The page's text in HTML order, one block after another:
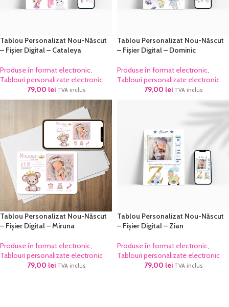
Tablou Personalizat Nou-Născut
– Fișier Digital – Cataleya
Produse în format electronic,
Tablouri personalizate electronic
79,00 lei TVA inclus
Tablou Personalizat Nou-Născut
– Fișier Digital – Dominic
Produse în format electronic,
Tablouri personalizate electronic
79,00 lei TVA inclus
Tablou Personalizat Nou-Născut
– Fișier Digital – Miruna
Produse în format electronic,
Tablouri personalizate electronic
79,00 lei TVA inclus
Tablou Personalizat Nou-Născut
– Fișier Digital – Zian
Produse în format electronic,
Tablouri personalizate electronic
79,00 lei TVA inclus